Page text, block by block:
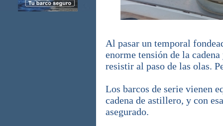
Al pasar un temporal
enorme tensión de la
resistir al paso de las olas.
Los barcos de serie vienen
cadena de astillero, y con
asegurado.